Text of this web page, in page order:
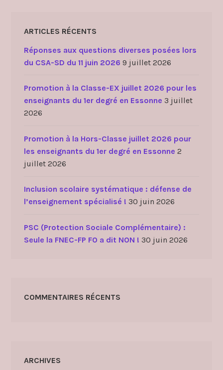
ARTICLES RÉCENTS
Réponses aux questions diverses posées lors
du CSA-SD du 11 juin 2026 9 juillet 2026
Promotion à la Classe-EX juillet 2026 pour les
enseignants du 1er degré en Essonne 3 juillet
2026
Promotion à la Hors-Classe juillet 2026 pour
les enseignants du 1er degré en Essonne 2
juillet 2026
Inclusion scolaire systématique : défense de
l’enseignement spécialisé ! 30 juin 2026
PSC (Protection Sociale Complémentaire) :
Seule la FNEC-FP FO a dit NON ! 30 juin 2026
COMMENTAIRES RÉCENTS
ARCHIVES